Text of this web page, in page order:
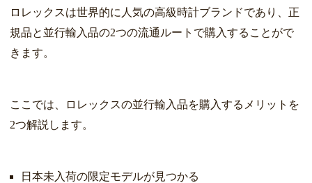
ロレックスは世界的に人気の高級時計ブランドであり、正
規品と並行輸入品の2つの流通ルートで購入することがで
きます。
ここでは、ロレックスの並行輸入品を購入するメリットを
2つ解説します。
日本未入荷の限定モデルが見つかる